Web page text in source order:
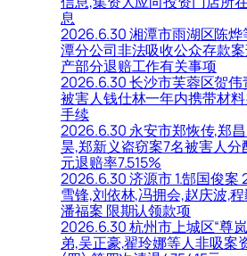
息
2026.6.30 湘潭市雨湖区陈烨
潭分公司非法吸收公众存款
产部分退赔工作有关事项
2026.6.30 长沙市芙蓉区贺伟
被害人钱仕林一年内携带材
手续
2026.6.30 永安市郑恢传,郑
昊,郑新义盗窃案7名被害人分
元退赔率7.515%
2026.6.30 济源市 1.郜国俊案
雪锋,刘依林,冯拥会,赵庆波,
潘福案 限期认领款项
2026.6.30 杭州市上城区“尊
弟,吴正豪,翟玲娜等人非吸案